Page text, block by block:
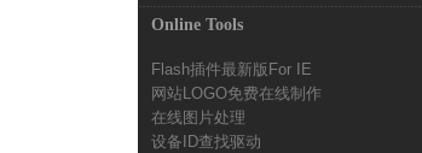
Online Tools
Flash插件最新版For IE
网站LOGO免费在线制作
在线图片处理
设备ID查找驱动